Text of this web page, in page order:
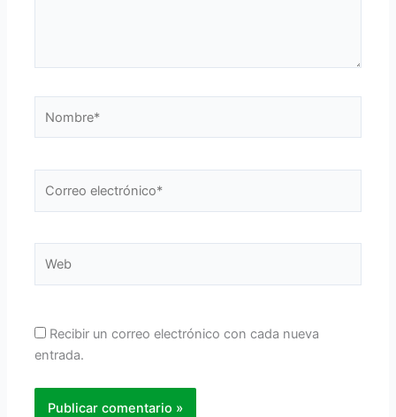
electrónico*
Recibir un correo electrónico con cada nueva
entrada.